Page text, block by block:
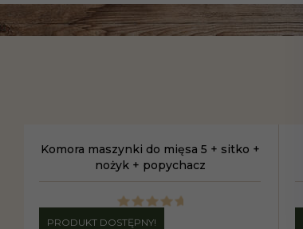
Komora maszynki do mięsa 5 + sitko +
nożyk + popychacz
PRODUKT DOSTĘPNY!